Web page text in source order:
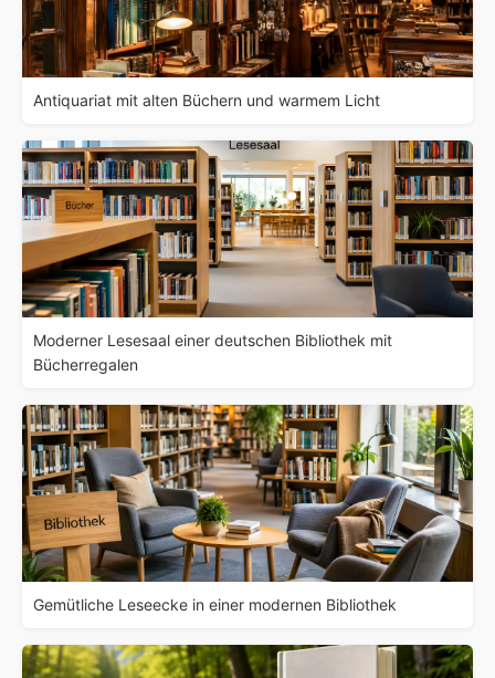
Antiquariat mit alten Büchern und warmem Licht
Moderner Lesesaal einer deutschen Bibliothek mit
Bücherregalen
Gemütliche Leseecke in einer modernen Bibliothek